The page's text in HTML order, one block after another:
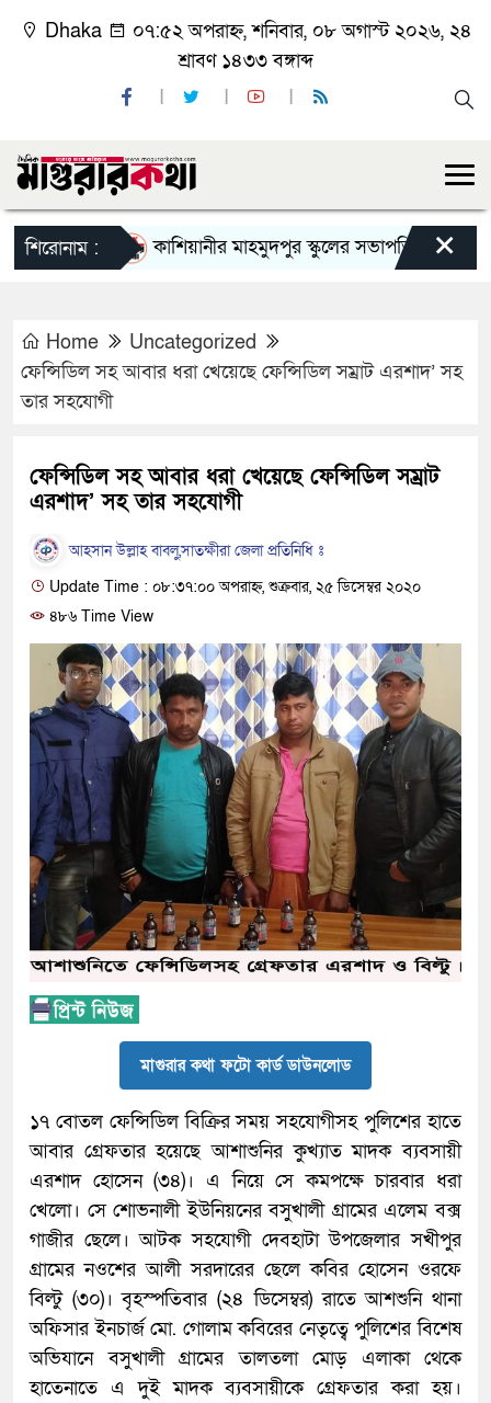
Dhaka
০৭:৫২ অপরাহ্ন, শনিবার, ০৮ অগাস্ট ২০২৬, ২৪
শ্রাবণ ১৪৩৩ বঙ্গাব্দ
শিরোনাম : কাশিয়ানীর মাহমুদপুর স্কুলের সভাপতি হলেন গোবিন্দ
×
Home
Uncategorized
ফেন্সিডিল সহ আবার ধরা খেয়েছে ফেন্সিডিল সম্রাট এরশাদ’ সহ
তার সহযোগী
ফেন্সিডিল সহ আবার ধরা খেয়েছে ফেন্সিডিল সম্রাট
এরশাদ’ সহ তার সহযোগী
আহসান উল্লাহ বাবলু,সাতক্ষীরা জেলা প্রতিনিধি ঃ
Update Time : ০৮:৩৭:০০ অপরাহ্ন, শুক্রবার, ২৫ ডিসেম্বর ২০২০
৪৮৬ Time View
মাগুরার কথা ফটো কার্ড ডাউনলোড
১৭ বোতল ফেন্সিডিল বিক্রির সময় সহযোগীসহ পুলিশের হাতে
আবার গ্রেফতার হয়েছে আশাশুনির কুখ্যাত মাদক ব্যবসায়ী
এরশাদ হোসেন (৩৪)। এ নিয়ে সে কমপক্ষে চারবার ধরা
খেলো। সে শোভনালী ইউনিয়নের বসুখালী গ্রামের এলেম বক্স
গাজীর ছেলে। আটক সহযোগী দেবহাটা উপজেলার সখীপুর
গ্রামের নওশের আলী সরদারের ছেলে কবির হোসেন ওরফে
বিল্টু (৩০)। বৃহস্পতিবার (২৪ ডিসেম্বর) রাতে আশশুনি থানা
অফিসার ইনচার্জ মো. গোলাম কবিরের নেতৃত্বে পুলিশের বিশেষ
অভিযানে বসুখালী গ্রামের তালতলা মোড় এলাকা থেকে
হাতেনাতে এ দুই মাদক ব্যবসায়ীকে গ্রেফতার করা হয়।